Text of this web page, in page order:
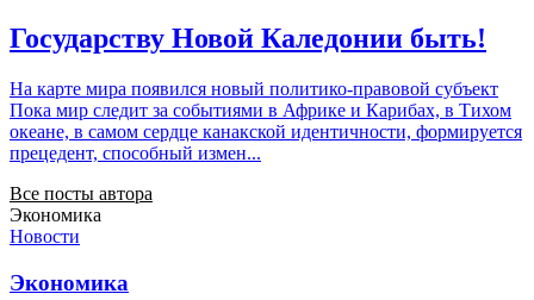
Государству Новой Каледонии быть!
На карте мира появился новый политико-правовой субъект
Пока мир следит за событиями в Африке и Карибах, в Тихом
океане, в самом сердце канакской идентичности, формируется
прецедент, способный измен...
Все посты автора
Экономика
Новости
Экономика